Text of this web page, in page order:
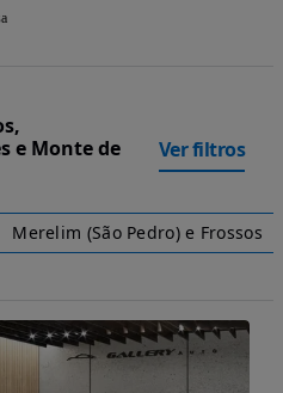
e Monte de
Ver filtros
Merelim (São Pedro) e Frossos